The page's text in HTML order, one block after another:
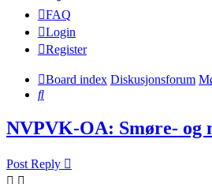
FAQ
Login
Register
Board index Diskusjonsforum
Search
NVPVK-OA: Smøre- og
Post Reply